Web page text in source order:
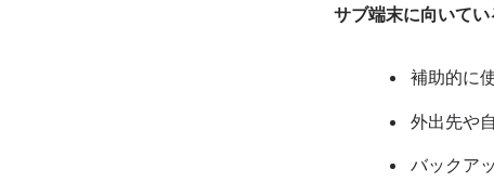
サブ端末に向いてい
補助的に
外出先や
バックア